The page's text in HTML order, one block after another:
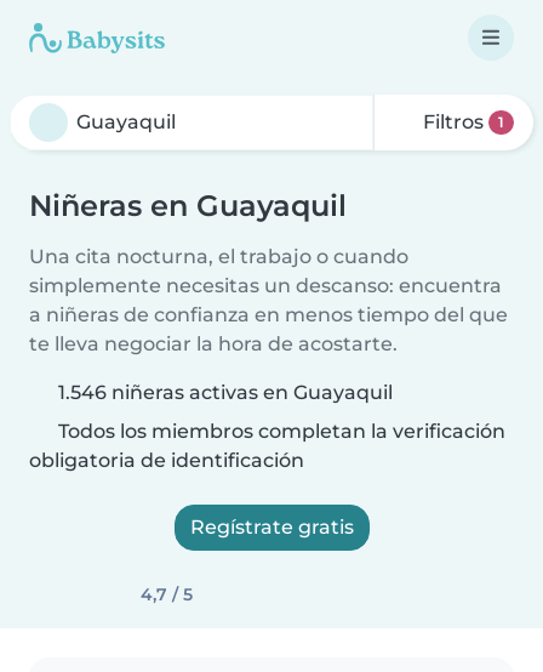
Filtros 1
Niñeras en Guayaquil
Una cita nocturna, el trabajo o cuando
simplemente necesitas un descanso: encuentra
a niñeras de confianza en menos tiempo del que
te lleva negociar la hora de acostarte.
1.546 niñeras activas en Guayaquil
Todos los miembros completan la verificación
obligatoria de identificación
Regístrate gratis
4,7 / 5